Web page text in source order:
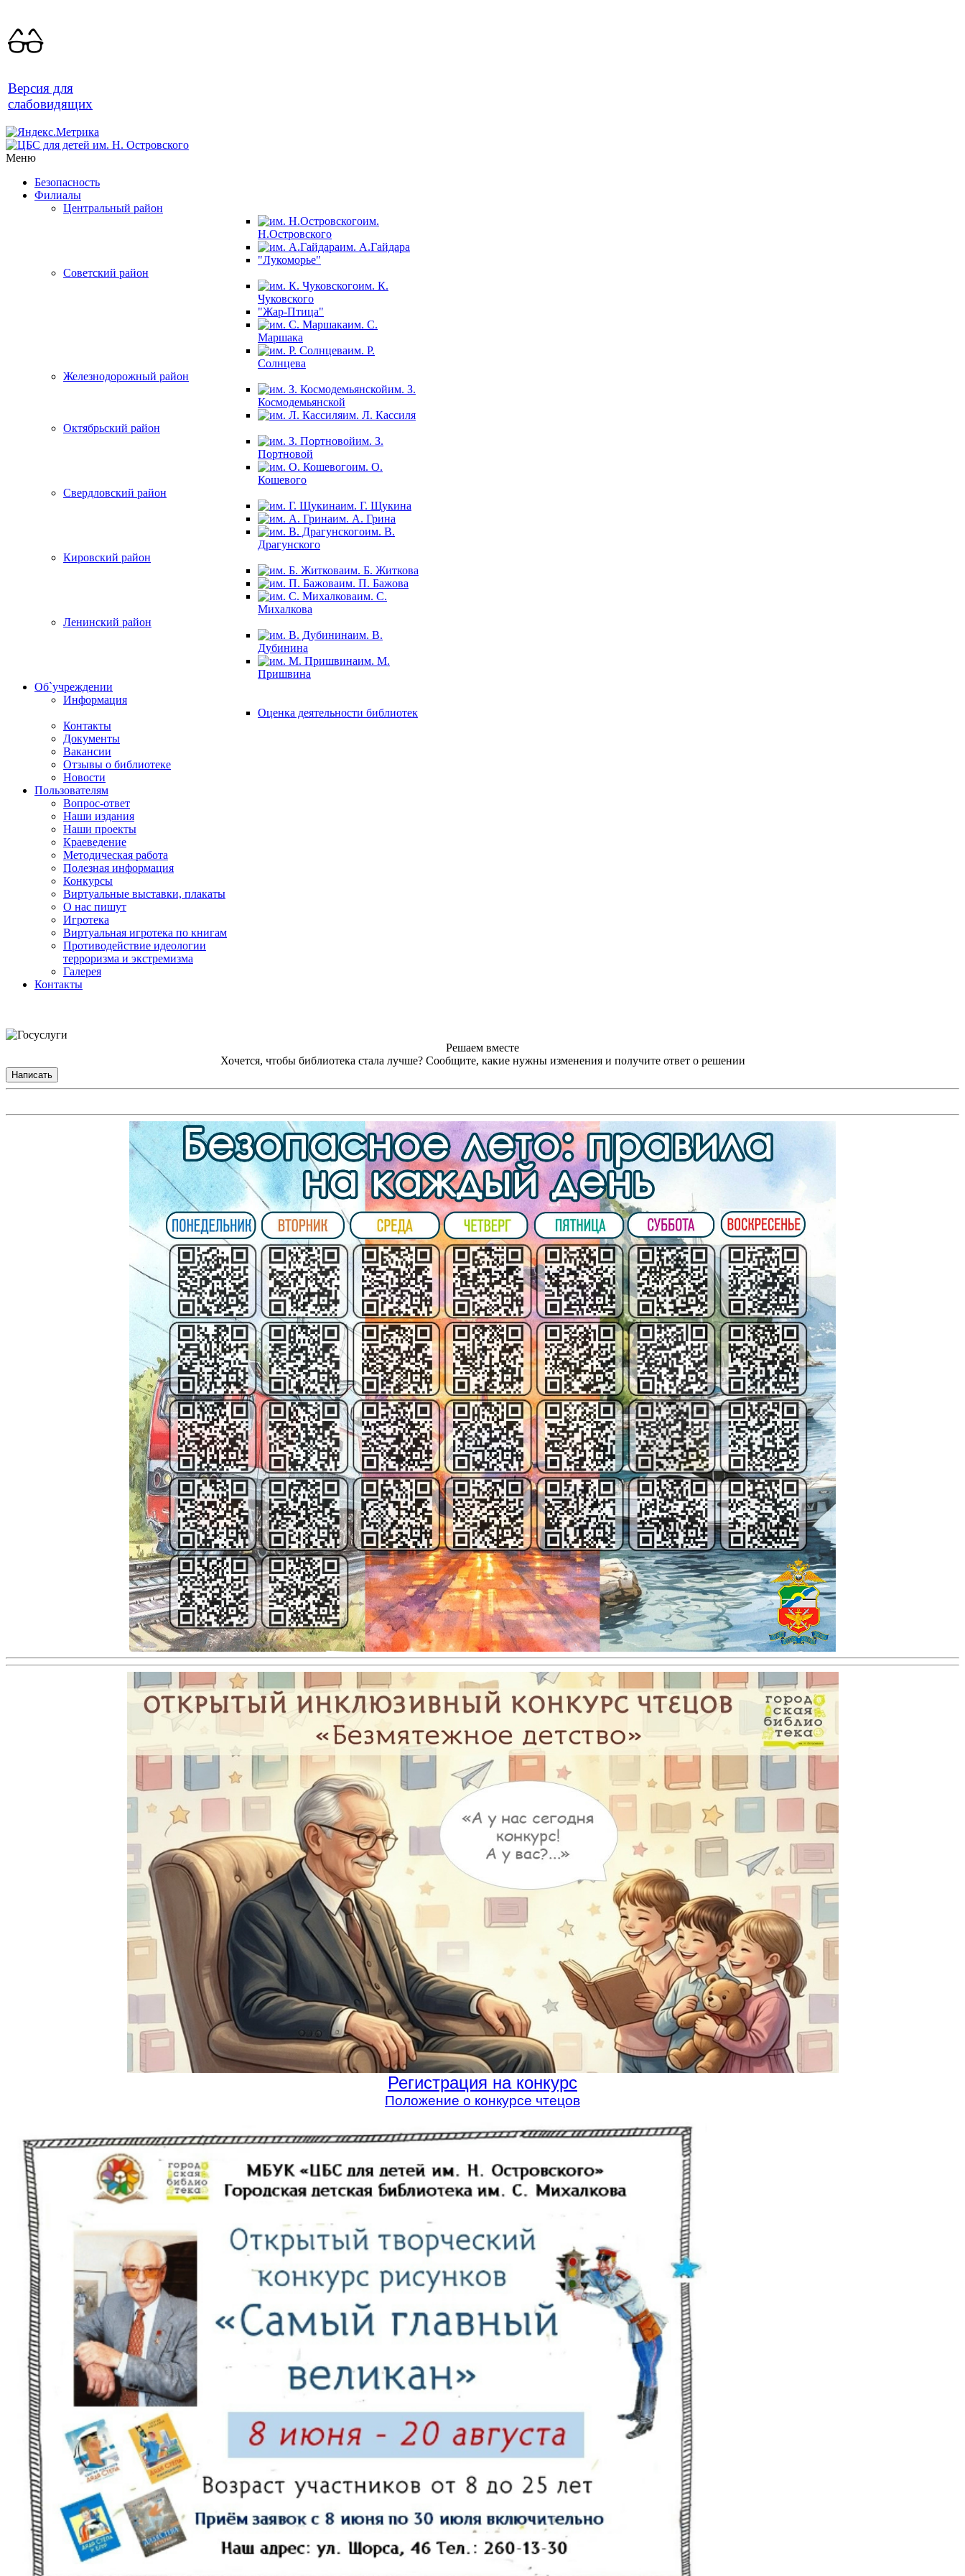
Версия для
слабовидящих
Меню
Безопасность
Филиалы
Центральный район
им.
Н.Островского
им. А.Гайдара
"Лукоморье"
Советский район
им. К.
Чуковского
"Жар-Птица"
им. С.
Маршака
им. Р.
Солнцева
Железнодорожный район
им. З.
Космодемьянской
им. Л. Кассиля
Октябрьский район
им. З.
Портновой
им. О.
Кошевого
Свердловский район
им. Г. Щукина
им. А. Грина
им. В.
Драгунского
Кировский район
им. Б. Житкова
им. П. Бажова
им. С.
Михалкова
Ленинский район
им. В.
Дубинина
им. М.
Пришвина
Об`учреждении
Информация
Оценка деятельности библиотек
Контакты
Документы
Вакансии
Отзывы о библиотеке
Новости
Пользователям
Вопрос-ответ
Наши издания
Наши проекты
Краеведение
Методическая работа
Полезная информация
Конкурсы
Виртуальные выставки, плакаты
О нас пишут
Игротека
Виртуальная игротека по книгам
Противодействие идеологии
терроризма и экстремизма
Галерея
Контакты
Решаем вместе
Хочется, чтобы библиотека стала лучше? Сообщите, какие нужны изменения и получите ответ о решении
Написать
Регистрация на конкурс
Положение о конкурсе чтецов